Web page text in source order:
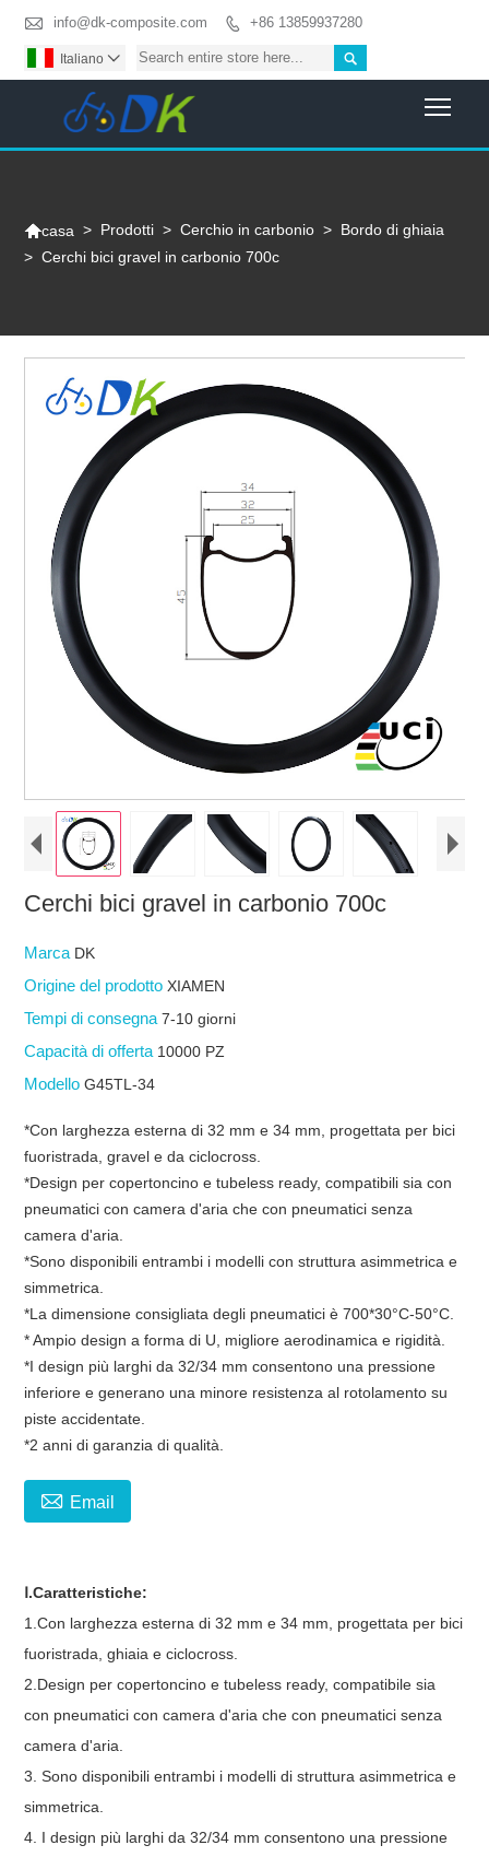
 info@dk-composite.com  +86 13859937280

Italiano 
casa > Prodotti > Cerchio in carbonio > Bordo di ghiaia
> Cerchi bici gravel in carbonio 700c
Cerchi bici gravel in carbonio 700c
Marca DK
Origine del prodottoXIAMEN
Tempi di consegna7-10 giorni
Capacità di offerta 10000 PZ
ModelloG45TL-34
*Con larghezza esterna di 32 mm e 34 mm, progettata per bici
fuoristrada, gravel e da ciclocross.
*Design per copertoncino e tubeless ready, compatibili sia con
pneumatici con camera d'aria che con pneumatici senza
camera d'aria.
*Sono disponibili entrambi i modelli con struttura asimmetrica e
simmetrica.
*La dimensione consigliata degli pneumatici è 700*30°C-50°C.
* Ampio design a forma di U, migliore aerodinamica e rigidità.
*I design più larghi da 32/34 mm consentono una pressione
inferiore e generano una minore resistenza al rotolamento su
piste accidentate.
*2 anni di garanzia di qualità.
 Email
Ⅰ.Caratteristiche:
1.Con larghezza esterna di 32 mm e 34 mm, progettata per bici
fuoristrada, ghiaia e ciclocross.
2.Design per copertoncino e tubeless ready, compatibile sia
con pneumatici con camera d'aria che con pneumatici senza
camera d'aria.
3. Sono disponibili entrambi i modelli di struttura asimmetrica e
simmetrica.
4. I design più larghi da 32/34 mm consentono una pressione